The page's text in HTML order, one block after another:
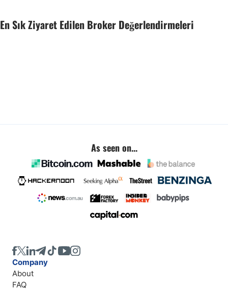
En Sık Ziyaret Edilen Broker Değerlendirmeleri
As seen on...
Company
About
FAQ